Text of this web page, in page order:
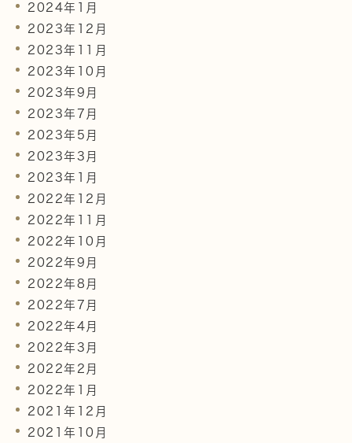
2024年1月
2023年12月
2023年11月
2023年10月
2023年9月
2023年7月
2023年5月
2023年3月
2023年1月
2022年12月
2022年11月
2022年10月
2022年9月
2022年8月
2022年7月
2022年4月
2022年3月
2022年2月
2022年1月
2021年12月
2021年10月